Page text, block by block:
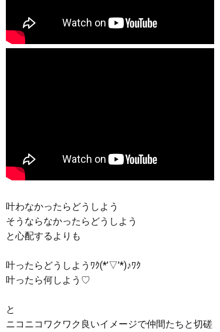
叶わなかったらどうしよう
そうならなかったらどうしよう
と心配するよりも
叶ったらどうしようﾜｸ(*’▽’*)♪ﾜｸ
叶ったら何しよう♡
と
ニコニコワクワク良いイメージで仲間たちと切磋